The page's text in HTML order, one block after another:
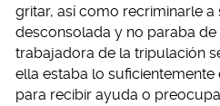
gritar, así como recriminarle a
desconsolada y no paraba
trabajadora de la tripulación
ella estaba lo
para recibir ayuda o